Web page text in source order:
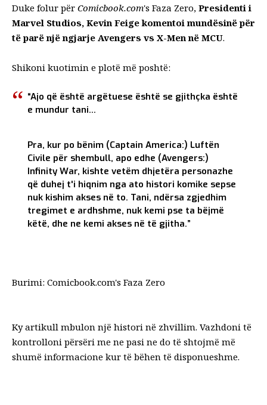
Duke folur për Comicbook.com's Faza Zero, Presidenti i
Marvel Studios, Kevin Feige komentoi mundësinë për
të parë një ngjarje Avengers vs X-Men në MCU.
Shikoni kuotimin e plotë më poshtë:
“Ajo që është argëtuese është se gjithçka është
e mundur tani…
Pra, kur po bënim (Captain America:) Luftën
Civile për shembull, apo edhe (Avengers:)
Infinity War, kishte vetëm dhjetëra personazhe
që duhej t'i hiqnim nga ato histori komike sepse
nuk kishim akses në to. Tani, ndërsa zgjedhim
tregimet e ardhshme, nuk kemi pse ta bëjmë
këtë, dhe ne kemi akses në të gjitha.”
Burimi: Comicbook.com's Faza Zero
Ky artikull mbulon një histori në zhvillim. Vazhdoni të
kontrolloni përsëri me ne pasi ne do të shtojmë më
shumë informacione kur të bëhen të disponueshme.